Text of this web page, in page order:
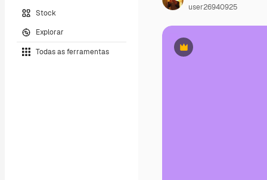
Stock
Explorar
Todas as ferramentas Premium
user26940925